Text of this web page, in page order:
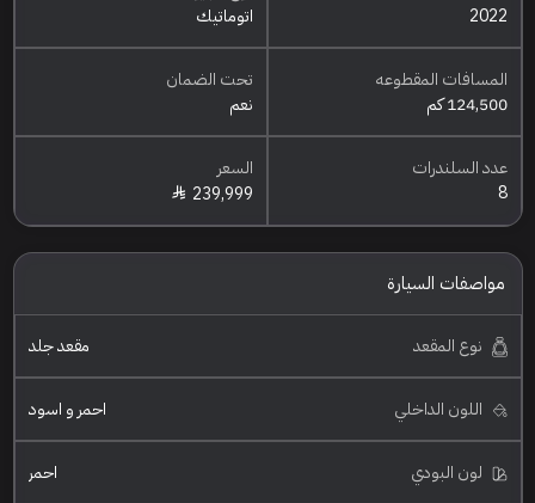
2022
اتوماتيك
المسافات المقطوعه
124,500 كم
تحت الضمان
نعم
عدد السلندرات
8
السعر
239,999
مواصفات السيارة
نوع المقعد مقعد جلد
اللون الداخلي احمر و اسود
لون البودي احمر